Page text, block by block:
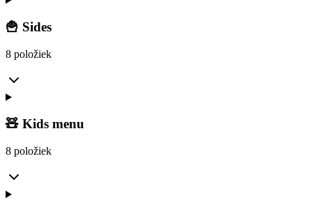
🍟 Sides
8 položiek
🧸 Kids menu
8 položiek